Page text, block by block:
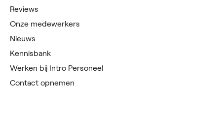
Reviews
Onze medewerkers
Nieuws
Kennisbank
Werken bij Intro Personeel
Contact opnemen